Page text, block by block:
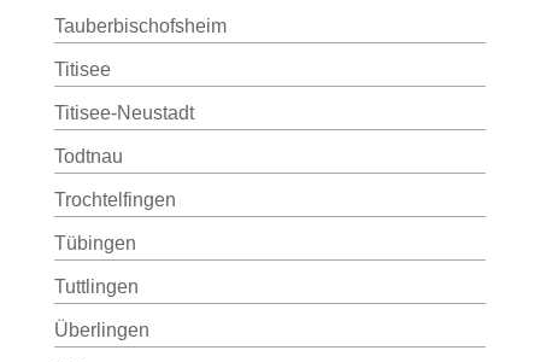
Tauberbischofsheim
Titisee
Titisee-Neustadt
Todtnau
Trochtelfingen
Tübingen
Tuttlingen
Überlingen